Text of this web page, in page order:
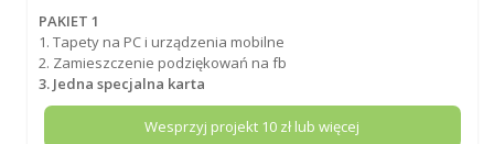
PAKIET 1
1. Tapety na PC i urządzenia mobilne
2. Zamieszczenie podziękowań na fb
3. Jedna specjalna karta
Wesprzyj projekt 10 zł lub więcej